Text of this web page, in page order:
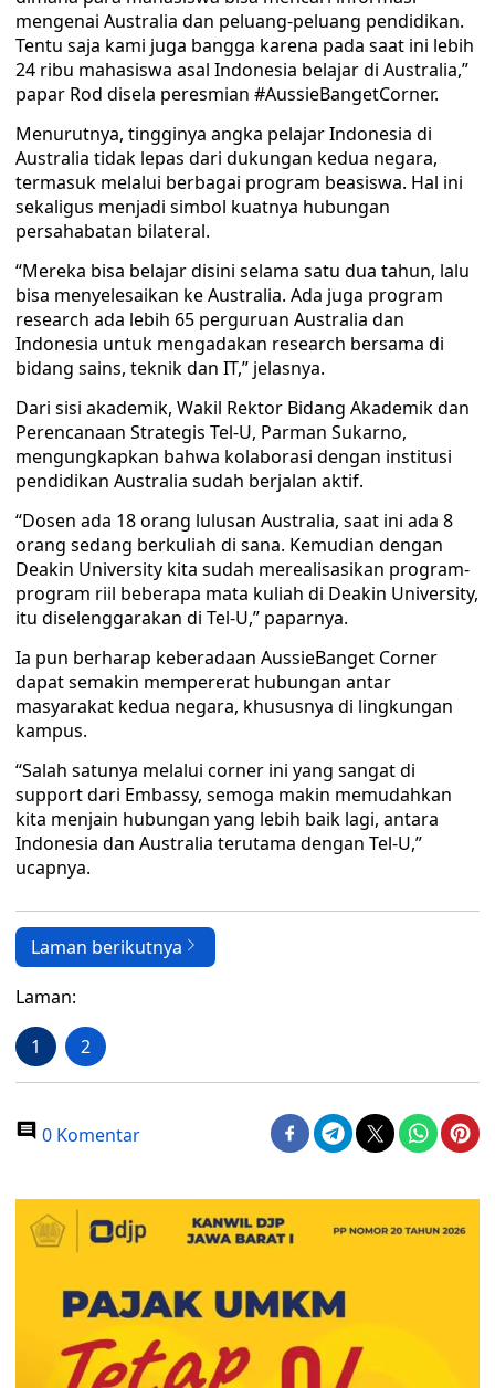
mengenai Australia dan peluang-peluang pendidikan.
Tentu saja kami juga bangga karena pada saat ini lebih
24 ribu mahasiswa asal Indonesia belajar di Australia,”
papar Rod disela peresmian #AussieBangetCorner.
Menurutnya, tingginya angka pelajar Indonesia di
Australia tidak lepas dari dukungan kedua negara,
termasuk melalui berbagai program beasiswa. Hal ini
sekaligus menjadi simbol kuatnya hubungan
persahabatan bilateral.
“Mereka bisa belajar disini selama satu dua tahun, lalu
bisa menyelesaikan ke Australia. Ada juga program
research ada lebih 65 perguruan Australia dan
Indonesia untuk mengadakan research bersama di
bidang sains, teknik dan IT,” jelasnya.
Dari sisi akademik, Wakil Rektor Bidang Akademik dan
Perencanaan Strategis Tel-U, Parman Sukarno,
mengungkapkan bahwa kolaborasi dengan institusi
pendidikan Australia sudah berjalan aktif.
“Dosen ada 18 orang lulusan Australia, saat ini ada 8
orang sedang berkuliah di sana. Kemudian dengan
Deakin University kita sudah merealisasikan program-
program riil beberapa mata kuliah di Deakin University,
itu diselenggarakan di Tel-U,” paparnya.
Ia pun berharap keberadaan AussieBanget Corner
dapat semakin mempererat hubungan antar
masyarakat kedua negara, khususnya di lingkungan
kampus.
“Salah satunya melalui corner ini yang sangat di
support dari Embassy, semoga makin memudahkan
kita menjain hubungan yang lebih baik lagi, antara
Indonesia dan Australia terutama dengan Tel-U,”
ucapnya.
Laman berikutnya
Laman:
1 2
0 Komentar